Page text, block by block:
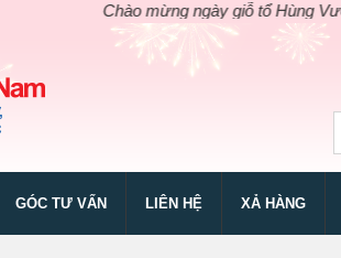
Chào mừng ngày giỗ tổ Hùng Vương.
GÓC TƯ VẤN LIÊN HỆ XẢ HÀNG